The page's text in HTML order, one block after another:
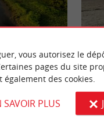
les plus grands prés
Vous
vous autorisez le
pages du site
des cookies.
SAVOIR PLUS